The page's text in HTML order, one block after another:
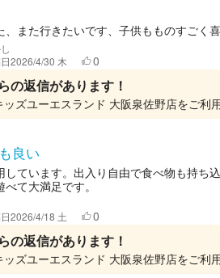
、また行きたいです、子供もものすごく喜
2026/4/30 木 0
の返信があります！
良い
しています。出入り自由で食べ物も持ち
て大満足です。
2026/4/18 土 0
の返信があります！